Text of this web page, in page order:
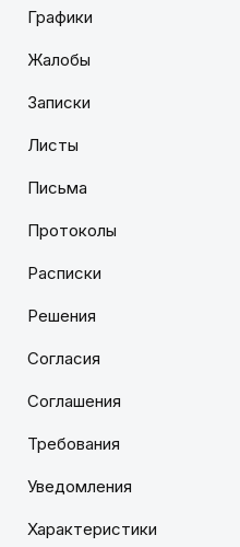
Графики
Жалобы
Записки
Листы
Письма
Протоколы
Расписки
Решения
Согласия
Соглашения
Требования
Уведомления
Характеристики